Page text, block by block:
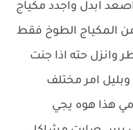
ابدل واجدد مكياج
المكياج الطوخ فقط
وانزل حته اذا جنت
امر مختلف
هذا هوه يجي